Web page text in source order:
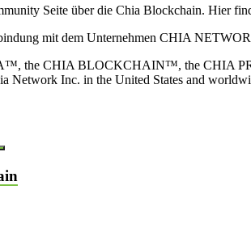
Seite über die Chia Blockchain. Hier
mit dem Unternehmen CHIA
the CHIA BLOCKCHAIN™, the CHIA
Network Inc. in the United States and